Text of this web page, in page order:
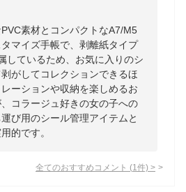
素材とコンパクトなA7/M5
マイズ手帳で、剥離紙タイプ
しているため、お気に入りのシ
がしてコレクションできるほ
ーションや収納を楽しめるお
コラージュ好きの女の子への
び用のシール管理アイテムと
的です。
全てのおすすめコメント (1 件) >